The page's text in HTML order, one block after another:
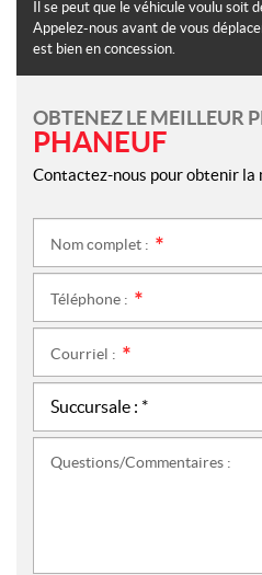
Il se peut que le véhicule voulu soit
Appelez-nous avant de vous
est bien en concession.
OBTENEZ LE MEILLEUR
PHANEUF
Contactez-nous pour obtenir la
Nom complet :
Téléphone :
Courriel :
Questions/Commentaires :